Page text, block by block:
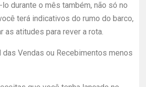
durante o mês também, não só no
terá indicativos do rumo do barco,
as atitudes para rever a rota.
das Vendas ou Recebimentos menos